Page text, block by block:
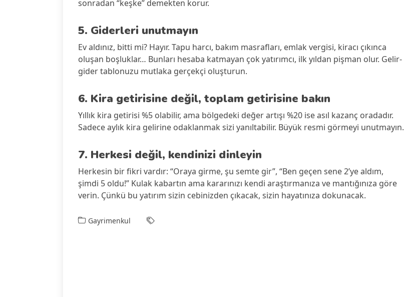
sonradan “keşke” demekten korur.
5. Giderleri unutmayın
Ev aldınız, bitti mi? Hayır. Tapu harcı, bakım masrafları, emlak vergisi, kiracı çıkınca
oluşan boşluklar… Bunları hesaba katmayan çok yatırımcı, ilk yıldan pişman olur. Gelir-
gider tablonuzu mutlaka gerçekçi oluşturun.
6. Kira getirisine değil, toplam getirisine bakın
Yıllık kira getirisi %5 olabilir, ama bölgedeki değer artışı %20 ise asıl kazanç oradadır.
Sadece aylık kira gelirine odaklanmak sizi yanıltabilir. Büyük resmi görmeyi unutmayın.
7. Herkesi değil, kendinizi dinleyin
Herkesin bir fikri vardır: “Oraya girme, şu semte gir”, “Ben geçen sene 2’ye aldım,
şimdi 5 oldu!” Kulak kabartın ama kararınızı kendi araştırmanıza ve mantığınıza göre
verin. Çünkü bu yatırım sizin cebinizden çıkacak, sizin hayatınıza dokunacak.
Gayrimenkul